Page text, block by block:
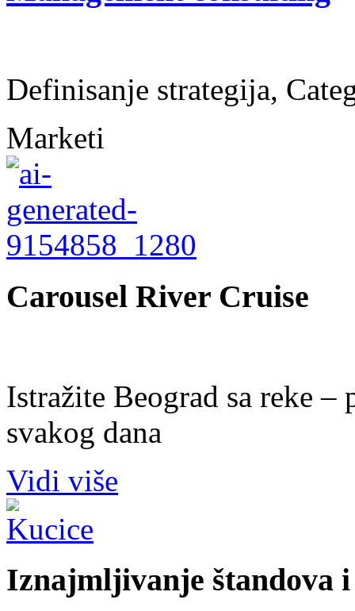
Definisanje strategija,
Marketi
Carousel River Cruise
Istražite Beograd sa reke
svakog dana
Vidi više
Iznajmljivanje štandova